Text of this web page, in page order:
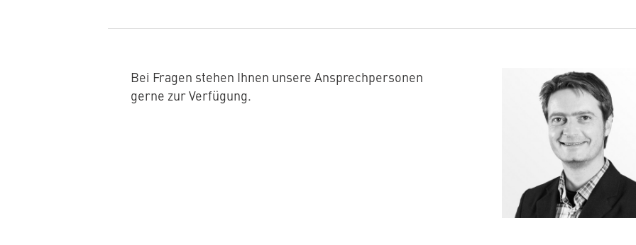
Bei Fragen stehen Ihnen unsere Ansprechpersonen
gerne zur Verfügung.